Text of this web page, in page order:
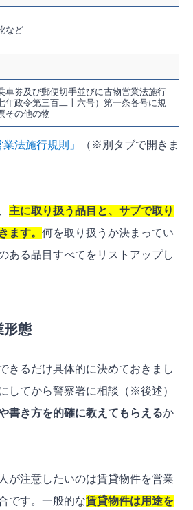
など
車券及び郵便切手並びに古物営業法施行
年政令第三百二十六号）第一条各号に規
その他の物
法施行規則」
（※別タブで開きま
主に取り扱う品目と、サブで取り
ます。 何を取り扱うか決まってい
ある品目すべてをリストアップし
形態
きるだけ具体的に決めておきまし
してから警察署に相談（※後述）
書き方を的確に教えてもらえるか
が注意したいのは賃貸物件を営業
です。一般的な賃貸物件は用途を